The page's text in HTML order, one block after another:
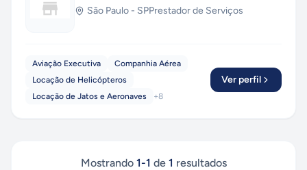
São Paulo - SPPrestador de Serviços
Aviação Executiva
Companhia Aérea
Locação de Helicópteros
Locação de Jatos e Aeronaves
+8
Ver perfil
Mostrando 1-1 de 1 resultados